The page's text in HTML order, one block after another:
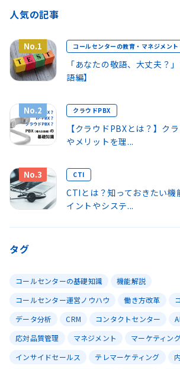
人気の記事
No.1 コールセンターの教育・マネジメント
「あなたの敬語、大丈夫？
語編】
No.2 クラウドPBX
【クラウドPBXとは？】ク
やメリットを理...
No.3 CTI
CTIとは？知っておきたい機
イントやシステ...
タグ
コールセンターの基礎知識
機能解説
コールセンター運営ノウハウ
働き方改革
データ分析
CRM コンタクトセンター AI
応対品質管理
マネジメント マーケティン
インサイドセールス
テレマーケティング